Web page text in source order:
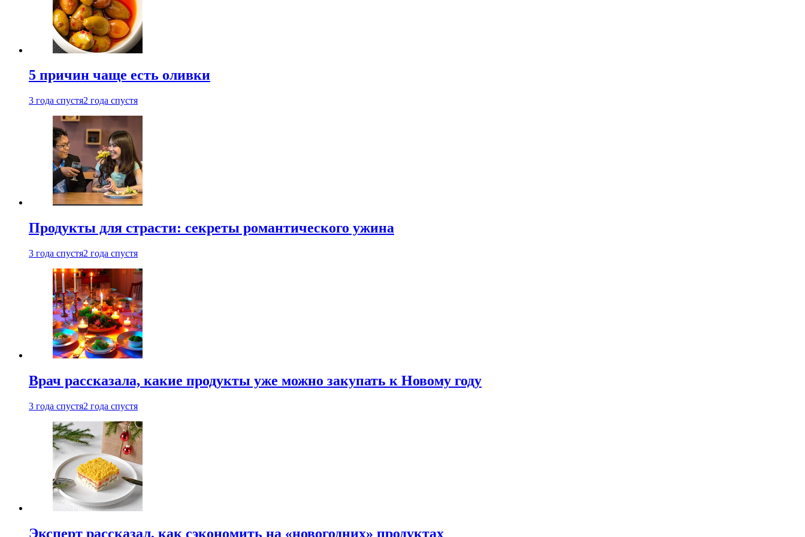
5 причин чаще есть оливки
3 года спустя2 года спустя
Продукты для страсти: секреты романтического ужина
3 года спустя2 года спустя
Врач рассказала, какие продукты уже можно закупать к Новому году
3 года спустя2 года спустя
Эксперт рассказал, как сэкономить на «новогодних» продуктах